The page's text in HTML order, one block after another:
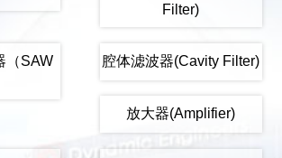
Filter)
（SAW
腔体滤波器(Cavity Filter)
放大器(Amplifier)